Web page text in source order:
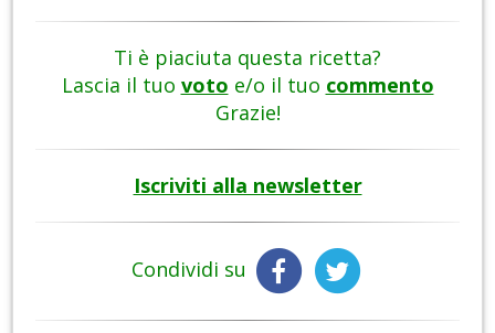
Ti è piaciuta questa ricetta?
Lascia il tuo voto e/o il tuo commento
Grazie!
Iscriviti alla newsletter
Condividi su